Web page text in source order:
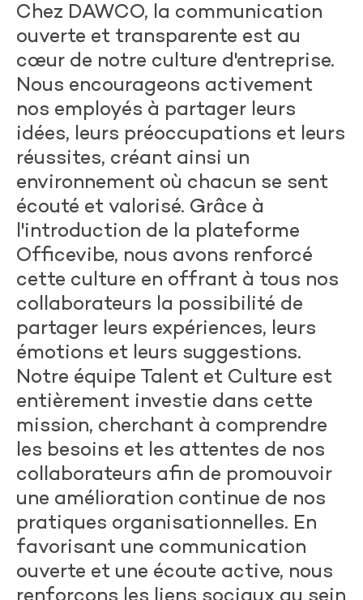
Chez DAWCO, la communication
ouverte et transparente est au
cœur de notre culture d'entreprise.
Nous encourageons activement
nos employés à partager leurs
idées, leurs préoccupations et leurs
réussites, créant ainsi un
environnement où chacun se sent
écouté et valorisé. Grâce à
l'introduction de la plateforme
Officevibe, nous avons renforcé
cette culture en offrant à tous nos
collaborateurs la possibilité de
partager leurs expériences, leurs
émotions et leurs suggestions.
Notre équipe Talent et Culture est
entièrement investie dans cette
mission, cherchant à comprendre
les besoins et les attentes de nos
collaborateurs afin de promouvoir
une amélioration continue de nos
pratiques organisationnelles. En
favorisant une communication
ouverte et une écoute active, nous